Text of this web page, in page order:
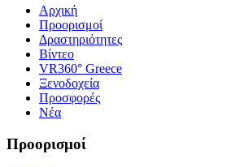
Αρχική
Προορισμοί
Δραστηριότητες
Βίντεο
VR360° Greece
Ξενοδοχεία
Προσφορές
Νέα
Προορισμοί